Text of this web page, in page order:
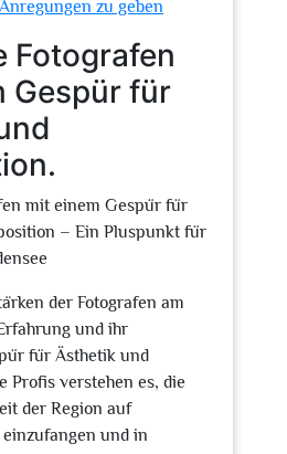
zu geben
Fotografen
Gespür für
mit einem Gespür für
– Ein Pluspunkt für
der Fotografen am
und ihr
für Ästhetik und
Profis verstehen es, die
der Region auf
und in